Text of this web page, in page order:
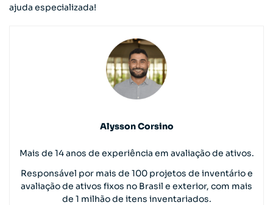
ajuda especializada!
Alysson Corsino
Mais de 14 anos de experiência em avaliação de ativos.
Responsável por mais de 100 projetos de inventário e
avaliação de ativos fixos no Brasil e exterior, com mais
de 1 milhão de itens inventariados.